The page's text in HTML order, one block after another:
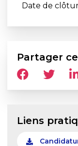
Date de
Partager
Liens